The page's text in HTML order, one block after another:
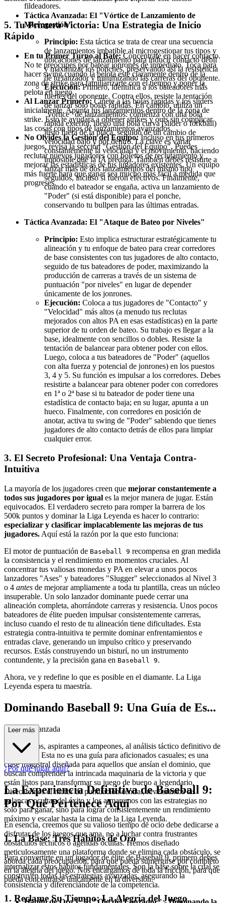
fildeadores.
5. Tu Primera Victoria: Una Estrategia de Inicio
Rápido
En tu Primer Turno al Bate:Concéntrate en hacer contacto.
No te preocupes por batear jonrones de inmediato. Toca para
hacer swing cuando la pelota esté claramente dentro de la
zona de strike para familiarizarte con el tiempo y poner la
pelota en juego.
Al Lanzar Primero:Cíñete a las bolas rápidas y los sliders
inicialmente. Apunta tus lanzamientos dentro de la zona de
strike. Esto te ayudará a obtener strikes y outs sin complicar
las cosas con tipos de lanzamientos avanzados.
No Olvides la Gestión del Equipo:Incluso en tus primeros
juegos, revisa la sección "Gestión del Equipo". Puedes
reclutar nuevos jugadores con boletos de reclutamiento y
mejorar las estadísticas de tus jugadores existentes. Un equipo
más fuerte hará que ganar sea mucho más fácil a medida que
progreses.
Táctica Avanzada: El "Vórtice de Lanzamiento de
Microgestión"
Principio: Esta táctica se trata de crear una secuencia
de lanzamientos imbatible al microgestionar tus tipos y
ubicaciones de lanzamiento para inducir contacto débil
y maximizar los ponches, preservando así la resistencia
de tu lanzador y minimizando las carreras del oponente.
Ejecución:Primero, identifica a los bateadores más
fuertes del oponente. Contra ellos, resiste la tentación
de lanzar solo bolas rápidas. En cambio, utiliza un
"vórtice" de lanzamientos: comienza con una bola
rápida exterior, luego una bola curva (slider o forkball)
justo fuera de la placa, seguido de un cambio de
velocidad bajo y por dentro. La clave es variar
constantemente la velocidad y el movimiento, haciendo
imposible que la IA prediga. También debes resistirte a
lanzar más de dos lanzamientos del mismo tipo
seguidos, incluso si fueron efectivos. Finalmente,
cuando el bateador se engaña, activa un lanzamiento de
"Poder" (si está disponible) para el ponche,
conservando tu bullpen para las últimas entradas.
Táctica Avanzada: El "Ataque de Bateo por Niveles"
Principio: Esto implica estructurar estratégicamente tu
alineación y tu enfoque de bateo para crear corredores
de base consistentes con tus jugadores de alto contacto,
seguido de tus bateadores de poder, maximizando la
producción de carreras a través de un sistema de
puntuación "por niveles" en lugar de depender
únicamente de los jonrones.
Ejecución: Coloca a tus jugadores de "Contacto" y
"Velocidad" más altos (a menudo tus reclutas
mejorados con altos PA en esas estadísticas) en la parte
superior de tu orden de bateo. Su trabajo es llegar a la
base, idealmente con sencillos o dobles. Resiste la
tentación de balancear para obtener poder con ellos.
Luego, coloca a tus bateadores de "Poder" (aquellos
con alta fuerza y potencial de jonrones) en los puestos
3, 4 y 5. Su función es impulsar a los corredores. Debes
resistirte a balancear para obtener poder con corredores
en 1ª o 2ª base si tu bateador de poder tiene una
estadística de contacto baja; en su lugar, apunta a un
hueco. Finalmente, con corredores en posición de
anotar, activa tu swing de "Poder" sabiendo que tienes
jugadores de alto contacto detrás de ellos para limpiar
cualquier error.
3. El Secreto Profesional: Una Ventaja Contra-
Intuitiva
La mayoría de los jugadores creen que mejorar constantemente a
todos sus jugadores por igual es la mejor manera de jugar. Están
equivocados. El verdadero secreto para romper la barrera de los
500k puntos y dominar la Liga Leyenda es hacer lo contrario:
especializar y clasificar implacablemente las mejoras de tus
jugadores. Aquí está la razón por la que esto funciona:
El motor de puntuación de Baseball 9 recompensa en gran medida
la consistencia y el rendimiento en momentos cruciales. Al
concentrar tus valiosas monedas y PA en elevar a unos pocos
lanzadores "Ases" y bateadores "Slugger" seleccionados al Nivel 3
o 4 antes de mejorar ampliamente a toda tu plantilla, creas un núcleo
insuperable. Un solo lanzador dominante puede cerrar una
alineación completa, ahorrándote carreras y resistencia. Unos pocos
bateadores de élite pueden impulsar consistentemente carreras,
incluso cuando el resto de tu alineación tiene dificultades. Esta
estrategia contra-intuitiva te permite dominar enfrentamientos e
entradas clave, generando un impulso crítico y preservando
recursos. Estás construyendo un bisturí, no un instrumento
contundente, y la precisión gana en Baseball 9.
Ahora, ve y redefine lo que es posible en el diamante. La Liga
Leyenda espera tu maestría.
Dominando Baseball 9: Una Guía de Es...
trategia Avanzada
Bienvenidos, aspirantes a campeones, al análisis táctico definitivo de
Baseball 9. Esta no es una guía para aficionados casuales; es una
clase magistral diseñada para aquellos que ansían el dominio, que
buscan comprender la intrincada maquinaria de la victoria y que
están listos para transformar su juego de bueno a legendario.
Disecaremos el motor de puntuación central, revelaremos las
palancas ocultas del éxito y los armaremos con las estrategias no
solo para ganar, sino para lograr consistentemente un rendimiento
máximo y escalar hasta la cima de la Liga Leyenda.
1. La Base: Tres Hábitos de Oro
Para convertirte en un jugador de élite de Baseball 9, primero debes
internalizar estos hábitos fundamentales. Son la base sobre la cual se
construyen todas las estrategias avanzadas, asegurando la
consistencia y diferenciándote de la competencia.
Leer más
¿Por qué jugar aquí?
La Experiencia Definitiva de Baseball 9:
Por Qué Pertenece Aquí
En esencia, creemos que su valioso tiempo de ocio debe dedicarse a
disfrutar de los juegos que ama, no a luchar contra frustrantes
obstáculos técnicos o agendas ocultas. Hemos diseñado
meticulosamente una plataforma donde se elimina cada obstáculo, se
aborda cada preocupación, para que pueda sumergirse por completo
en la alegría del juego. Nos encargamos de toda la fricción, para que
pueda concentrarse únicamente en la diversión.
1. Reclame Su Tiempo: La Alegría del Juego